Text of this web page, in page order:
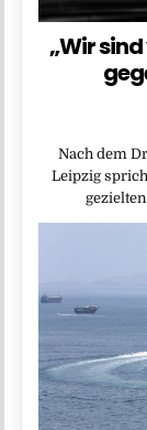
„Wir
Nach dem
Leipzig